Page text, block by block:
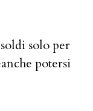
solo per
potersi